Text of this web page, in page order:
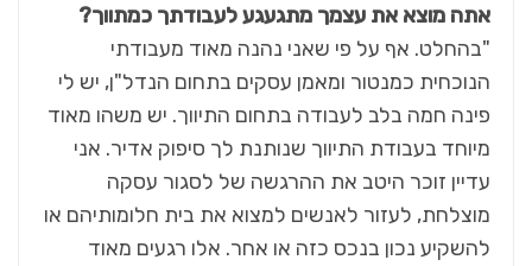
אתה מוצא את עצמך מתגעגע לעבודתך כמתווך?
"בהחלט. אף על פי שאני נהנה מאוד מעבודתי
הנוכחית כמנטור ומאמן עסקים בתחום הנדל"ן, יש לי
פינה חמה בלב לעבודה בתחום התיווך. יש משהו מאוד
מיוחד בעבודת התיווך שנותנת לך סיפוק אדיר. אני
עדיין זוכר היטב את ההרגשה של לסגור עסקה
מוצלחת, לעזור לאנשים למצוא את בית חלומותיהם או
להשקיע נכון בנכס כזה או אחר. אלו רגעים מאוד